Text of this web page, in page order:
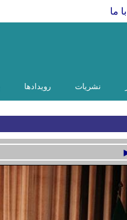
ما
نشریات رویدادها